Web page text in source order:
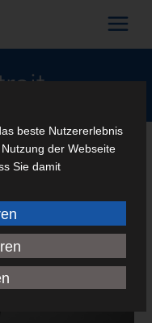
beste Nutzererlebnis
der Webseite
Sie damit